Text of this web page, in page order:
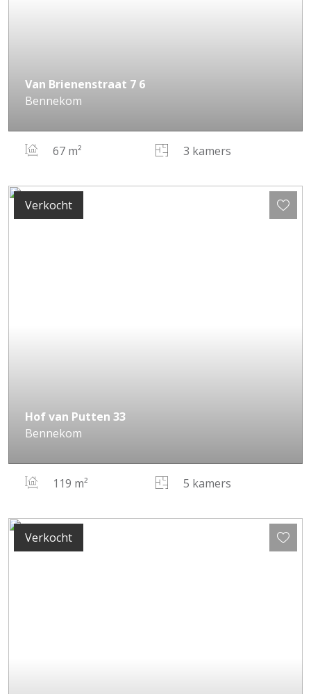
Van Brienenstraat 7 6
Bennekom
67 m² 3 kamers
Verkocht
Hof van Putten 33
Bennekom
119 m² 5 kamers
Verkocht